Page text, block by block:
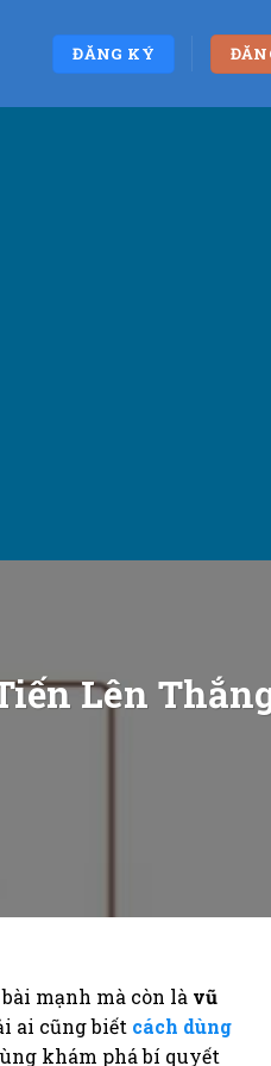
ĐĂNG KÝ
Lên
mạnh mà còn là vũ
ai cũng biết cách dùng
khám phá bí quyết